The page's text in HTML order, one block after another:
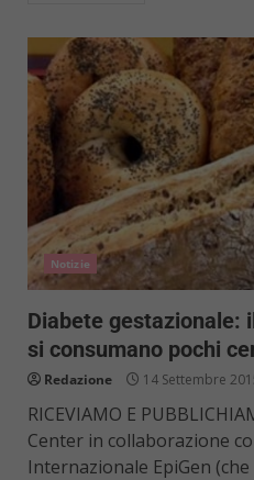
Notizie
Diabete gestazionale:
si consumano pochi
Redazione 14 Settembre
RICEVIAMO E
Center in collaborazione
Internazionale EpiGen (che